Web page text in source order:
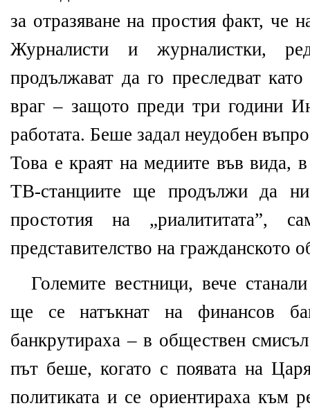
за отразяване на простия факт, че
Журналисти и журналистки,
продължават да го преследват
враг – защото преди три години
работата. Беше задал неудобен
Това е краят на медиите във вида,
ТВ-станциите ще продължи да ни
простотия на
представителство на гражданското
Големите вестници, вече
ще се натъкнат на финансов
банкрутираха – в обществен
път беше, когато с появата на
политиката и се ориентираха към